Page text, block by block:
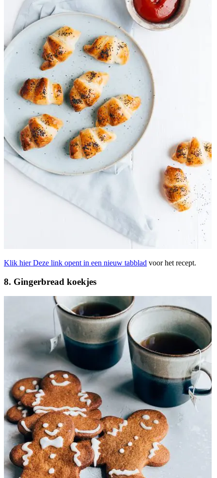
Klik hierDeze link opent in een nieuw tabblad voor het recept.
8. Gingerbread koekjes